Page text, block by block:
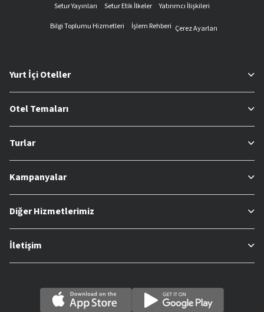
Setur Yayınları
Setur Etik İlkeler
Yatırımcı İlişkileri
Bilgi Toplumu Hizmetleri
İşlem Rehberi Çerez Ayarları
Yurt İçi Oteller
Otel Temaları
Turlar
Kampanyalar
Diğer Hizmetlerimiz
İletişim